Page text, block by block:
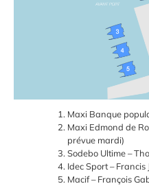
Maxi Banque
Maxi Edmond de
prévue mardi)
Sodebo Ultime –
Idec Sport – Francis
Macif – François